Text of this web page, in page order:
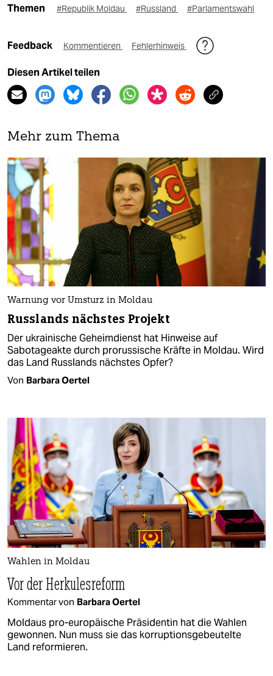
Themen #Republik Moldau #Russland #Parlamentswahl
Feedback Kommentieren Fehlerhinweis
Diesen Artikel teilen
Mehr zum Thema
Warnung vor Umsturz in Moldau
Russlands nächstes Projekt
Der ukrainische Geheimdienst hat Hinweise auf
Sabotageakte durch prorussische Kräfte in Moldau. Wird
das Land Russlands nächstes Opfer?
Von Barbara Oertel
Wahlen in Moldau
Vor der Herkulesreform
Kommentar von Barbara Oertel
Moldaus pro-europäische Präsidentin hat die Wahlen
gewonnen. Nun muss sie das korruptionsgebeutelte
Land reformieren.